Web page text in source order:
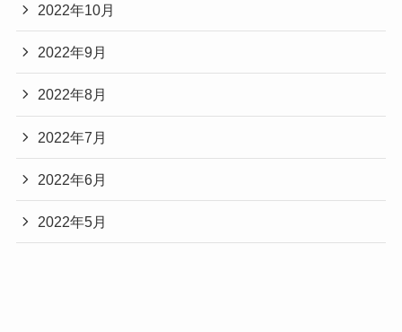
2022年10月
2022年9月
2022年8月
2022年7月
2022年6月
2022年5月